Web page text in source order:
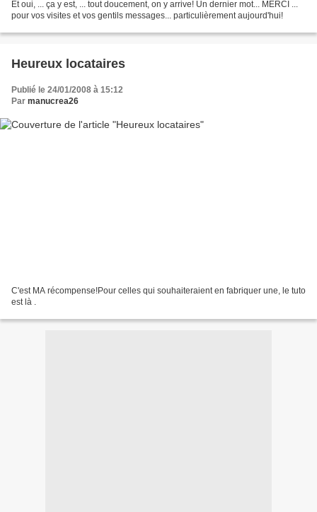
Et oui, ... ça y est, ... tout doucement, on y arrive! Un dernier mot... MERCI ...
pour vos visites et vos gentils messages... particulièrement aujourd'hui!
Heureux locataires
Publié le 24/01/2008 à 15:12
Par manucrea26
C'est MA récompense!Pour celles qui souhaiteraient en fabriquer une, le tuto
est là .